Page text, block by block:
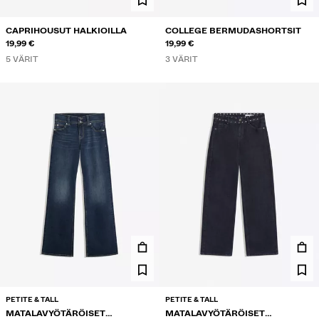
CAPRIHOUSUT HALKIOILLA
19,99 €
5 VÄRIT
COLLEGE BERMUDASHORTSIT
19,99 €
3 VÄRIT
PETITE & TALL
MATALAVYÖTÄRÖISET
PETITE & TALL
MATALAVYÖTÄRÖISET